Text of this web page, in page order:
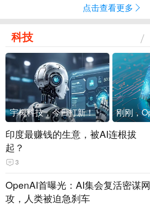
点击查看更多
科技
宇树科技，今日打新！
印度最赚钱的生意，被AI连根拔
起？
3
OpenAI首曝光：AI集会复活密谋网
攻，人类被迫急刹车